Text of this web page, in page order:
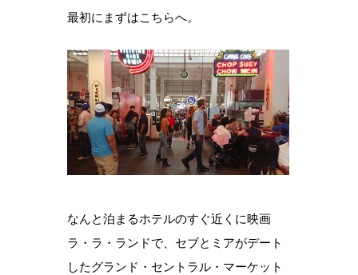
最初にまずはこちらへ。
なんと泊まるホテルのすぐ近くに映画
ラ・ラ・ランドで、セブとミアがデート
したグランド・セントラル・マーケット